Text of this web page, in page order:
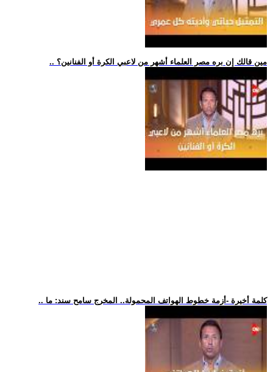
.. مين قالك إن بره مصر العلماء أشهر من لاعبي الكرة أو الفنانين؟
.. كلمة أخيرة -أزمة خطوط الهواتف المحمولة.. المخرج سامح سند: ما